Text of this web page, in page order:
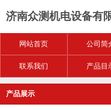
济南众测机电设备有
网站首页 公司简
联系我们 产品目
产品展示